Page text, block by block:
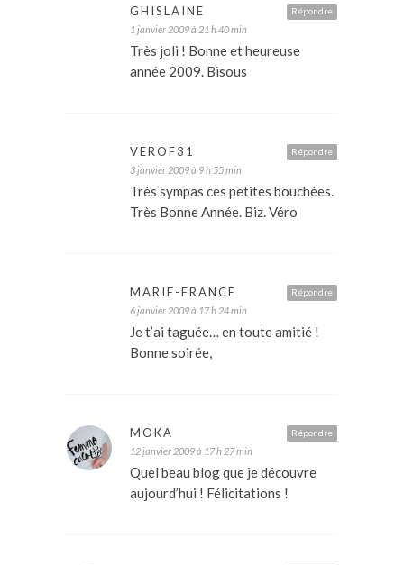
Répondre
GHISLAINE
1 janvier 2009 à 21 h 40 min
Très joli ! Bonne et heureuse
année 2009. Bisous
Répondre
VEROF31
3 janvier 2009 à 9 h 55 min
Très sympas ces petites bouchées.
Très Bonne Année. Biz. Véro
Répondre
MARIE-FRANCE
6 janvier 2009 à 17 h 24 min
Je t’ai taguée… en toute amitié !
Bonne soirée,
Répondre
MOKA
12 janvier 2009 à 17 h 27 min
Quel beau blog que je découvre
aujourd’hui ! Félicitations !